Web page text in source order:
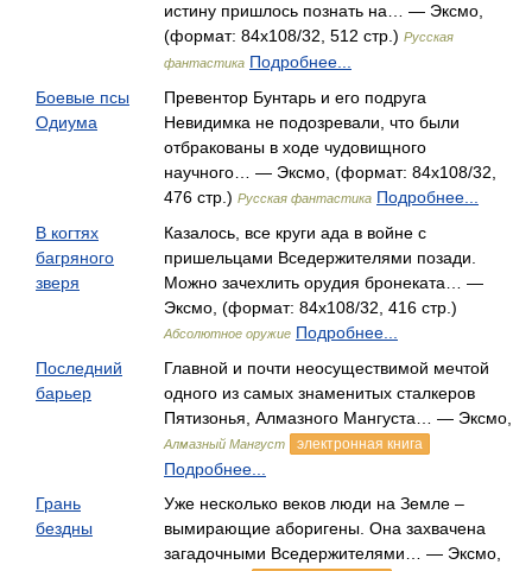
истину пришлось познать на… — Эксмо,
(формат: 84x108/32, 512 стр.) Русская
фантастика Подробнее...
Боевые псы
Одиума
Превентор Бунтарь и его подруга
Невидимка не подозревали, что были
отбракованы в ходе чудовищного
научного… — Эксмо, (формат: 84x108/32,
476 стр.) Русская фантастика Подробнее...
В когтях
багряного
зверя
Казалось, все круги ада в войне с
пришельцами Вседержителями позади.
Можно зачехлить орудия бронеката… —
Эксмо, (формат: 84x108/32, 416 стр.)
Абсолютное оружие Подробнее...
Последний
барьер
Главной и почти неосуществимой мечтой
одного из самых знаменитых сталкеров
Пятизонья, Алмазного Мангуста… — Эксмо,
Алмазный Мангуст электронная книга
Подробнее...
Грань
бездны
Уже несколько веков люди на Земле –
вымирающие аборигены. Она захвачена
загадочными Вседержителями… — Эксмо,